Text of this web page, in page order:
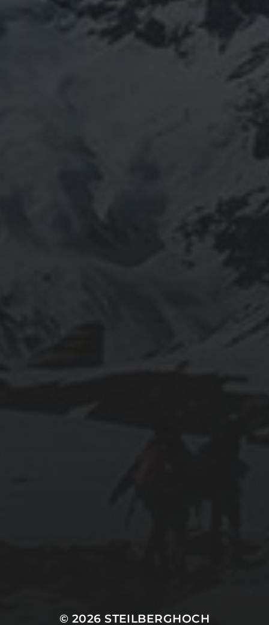
© 2026STEILBERGHOCH